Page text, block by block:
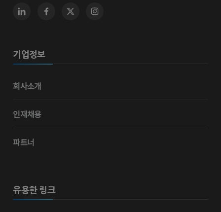
기업정보
회사소개
인재채용
파트너
유용한 링크